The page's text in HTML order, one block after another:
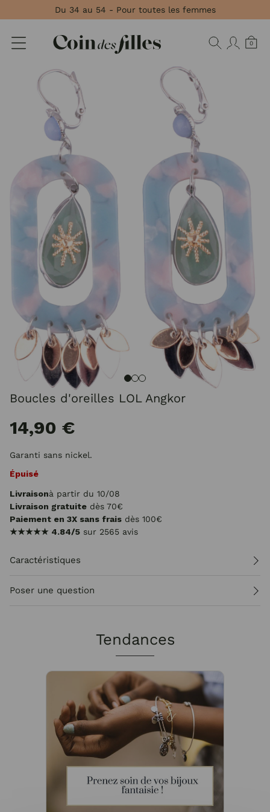
Du 34 au 54 - Pour toutes les femmes
0
Boucles d'oreilles LOL Angkor
14,90 €
Garanti sans nickel.
Épuisé
Livraisonà partir du 10/08
Livraison gratuite dès 70€
Paiement en 3X sans frais dès 100€
★★★★★ 4.84/5 sur 2565 avis
Caractéristiques
Poser une question
Tendances
Panneau de gestion des cookies